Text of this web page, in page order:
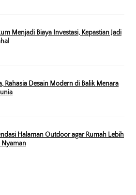
Menjadi Biaya Investasi, Kepastian Jadi
Rahasia Desain Modern di Balik Menara
Halaman Outdoor agar Rumah Lebih
Nyaman